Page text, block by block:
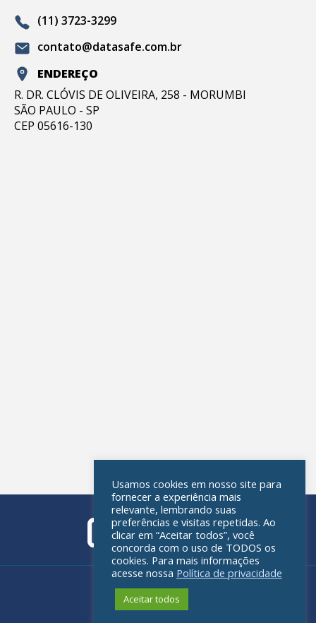
(11) 3723-3299
contato@datasafe.com.br
ENDEREÇO
R. DR. CLÓVIS DE OLIVEIRA, 258 - MORUMBI
SÃO PAULO - SP
CEP 05616-130
Política de privacidade
Usamos cookies em nosso site para
fornecer a experiência mais
relevante, lembrando suas
preferências e visitas repetidas. Ao
clicar em “Aceitar todos”, você
concorda com o uso de TODOS os
cookies. Para mais informações
acesse nossa Política de privacidade
Aceitar todos